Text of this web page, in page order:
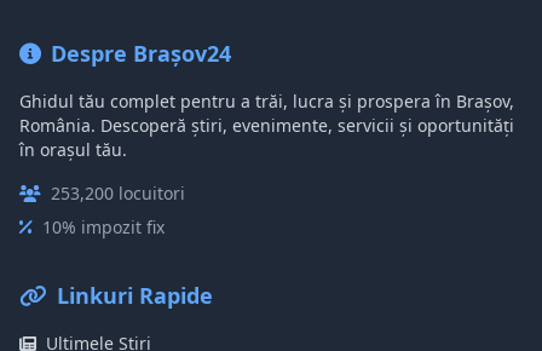
Despre Brașov24
Ghidul tău complet pentru a trăi, lucra și prospera în Brașov,
România. Descoperă știri, evenimente, servicii și oportunități
în orașul tău.
253,200 locuitori
10% impozit fix
Linkuri Rapide
Ultimele Știri